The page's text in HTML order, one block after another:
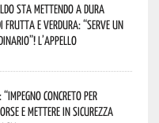
sta mettendo a dura
frutta e verdura: “Serve un
L’appello
concreto per
e mettere in sicurezza